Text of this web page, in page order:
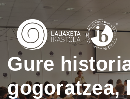
Gure
gogoratzea,